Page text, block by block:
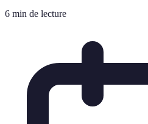
6 min de lecture